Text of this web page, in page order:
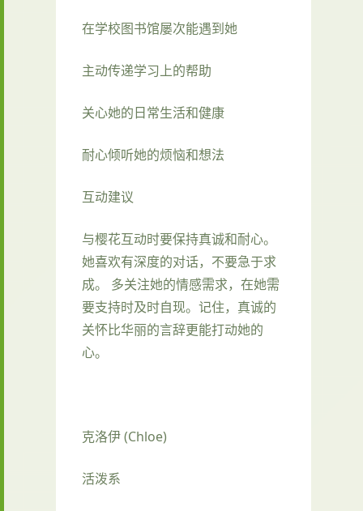
在学校图书馆屡次能遇到她
主动传递学习上的帮助
关心她的日常生活和健康
耐心倾听她的烦恼和想法
互动建议
与樱花互动时要保持真诚和耐心。
她喜欢有深度的对话，不要急于求
成。 多关注她的情感需求，在她需
要支持时及时自现。记住，真诚的
关怀比华丽的言辞更能打动她的
心。
克洛伊 (Chloe)
活泼系